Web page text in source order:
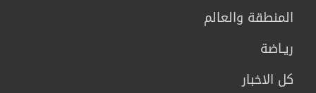
المنطقة والعالم
ريـاضة
كل الاخبار